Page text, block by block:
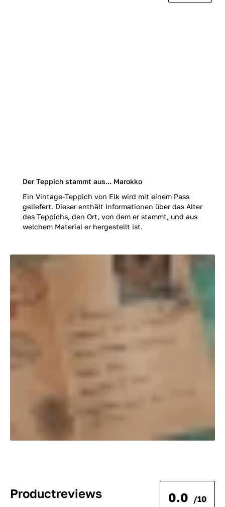
Der Teppich stammt aus... Marokko
Ein Vintage-Teppich von Elk wird mit einem Pass
geliefert. Dieser enthält Informationen über das Alter
des Teppichs, den Ort, von dem er stammt, und aus
welchem Material er hergestellt ist.
Productreviews 0.0 /10